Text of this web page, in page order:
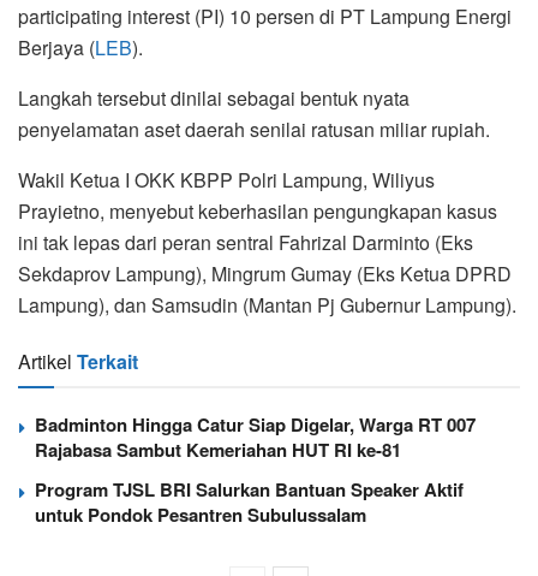
participating interest (PI) 10 persen di PT Lampung Energi
Berjaya (LEB).
Langkah tersebut dinilai sebagai bentuk nyata
penyelamatan aset daerah senilai ratusan miliar rupiah.
Wakil Ketua I OKK KBPP Polri Lampung, Wiliyus
Prayietno, menyebut keberhasilan pengungkapan kasus
ini tak lepas dari peran sentral Fahrizal Darminto (Eks
Sekdaprov Lampung), Mingrum Gumay (Eks Ketua DPRD
Lampung), dan Samsudin (Mantan Pj Gubernur Lampung).
Artikel Terkait
Badminton Hingga Catur Siap Digelar, Warga RT 007
Rajabasa Sambut Kemeriahan HUT RI ke-81
Program TJSL BRI Salurkan Bantuan Speaker Aktif
untuk Pondok Pesantren Subulussalam